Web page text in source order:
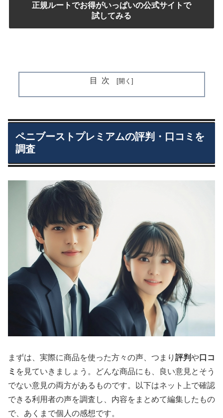
正規ルートでお得がいっぱいの公式サイトで
試してみる
目次
ペニブーストプレミアムの評判・口コミを
調査
まずは、実際に商品を使った方々の声、つまり 評判や口コ
ミ を見ていきましょう。どんな商品にも、良い意見とそう
でない意見の両方があるものです。以下はネット上で確認
できる利用者の声を調査し、内容をまとめて編集したもの
で、あくまで個人の感想です。